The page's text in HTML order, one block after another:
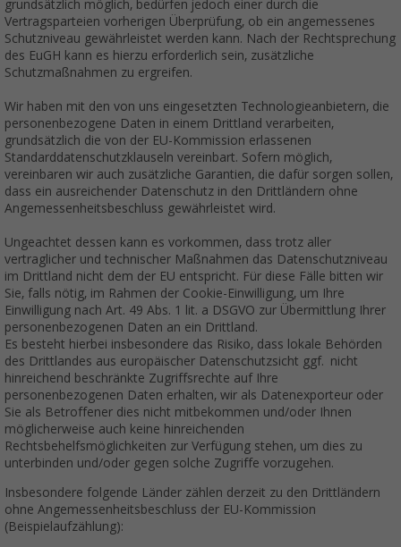
grundsätzlich möglich, bedürfen jedoch einer durch die
Vertragsparteien vorherigen Überprüfung, ob ein angemessenes
Schutzniveau gewährleistet werden kann. Nach der Rechtsprechung
des EuGH kann es hierzu erforderlich sein, zusätzliche
Schutzmaßnahmen zu ergreifen.
Wir haben mit den von uns eingesetzten Technologieanbietern, die
personenbezogene Daten in einem Drittland verarbeiten,
grundsätzlich die von der EU-Kommission erlassenen
Standarddatenschutzklauseln vereinbart. Sofern möglich,
vereinbaren wir auch zusätzliche Garantien, die dafür sorgen sollen,
dass ein ausreichender Datenschutz in den Drittländern ohne
Angemessenheitsbeschluss gewährleistet wird.
Ungeachtet dessen kann es vorkommen, dass trotz aller
vertraglicher und technischer Maßnahmen das Datenschutzniveau
im Drittland nicht dem der EU entspricht. Für diese Fälle bitten wir
Sie, falls nötig, im Rahmen der Cookie-Einwilligung, um Ihre
Einwilligung nach Art. 49 Abs. 1 lit. a DSGVO zur Übermittlung Ihrer
personenbezogenen Daten an ein Drittland.
Es besteht hierbei insbesondere das Risiko, dass lokale Behörden
des Drittlandes aus europäischer Datenschutzsicht ggf. nicht
hinreichend beschränkte Zugriffsrechte auf Ihre
personenbezogenen Daten erhalten, wir als Datenexporteur oder
Sie als Betroffener dies nicht mitbekommen und/oder Ihnen
möglicherweise auch keine hinreichenden
Rechtsbehelfsmöglichkeiten zur Verfügung stehen, um dies zu
unterbinden und/oder gegen solche Zugriffe vorzugehen.
Insbesondere folgende Länder zählen derzeit zu den Drittländern
ohne Angemessenheitsbeschluss der EU-Kommission
(Beispielaufzählung):